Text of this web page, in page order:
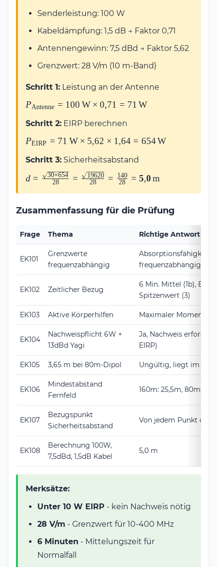
Senderleistung: 100 W
Kabeldämpfung: 1,5 dB → Faktor 0,71
Antennengewinn: 7,5 dBd → Faktor 5,62
Grenzwert: 28 V/m (10 m-Band)
Schritt 1: Leistung an der Antenne
P_{\text{Antenne}}
\times 0{,}71 =
71\,\text{W}
PAntenne = 100 W × 0,71 = 71 W
Schritt 2: EIRP berechnen
P_{\text{EIRP}}
\times 5{,}62
\times 1{,}64 =
654\,\text{W}
PEIRP = 71 W × 5,62 × 1,64 = 654W
Schritt 3: Sicherheitsabstand
d = \frac{\sqrt{30 \times
= \frac{140}{28} =
d = 28
30×654 = 28
19620 = 28
140 = 5,0m
Zusammenfassung für die Prüfung
Frage Thema Richtige Antwort
EK101
Grenzwerte
frequenzabhängig
Absorptionsfähigkeit
frequenzabhängig
EK102 Zeitlicher Bezug
6 Min. Mittel (1b),
Spitzenwert (3)
EK103 Aktive Körperhilfen Maximaler
EK104
Nachweispflicht 6W +
13dBd Yagi
Ja, Nachweis
EIRP)
EK105 3,65 m bei 80m-Dipol Ungültig, liegt im
EK106
Mindestabstand
Fernfeld
160m: 25,5m, 80m:
EK107
Bezugspunkt
Sicherheitsabstand
Von jedem Punkt der
EK108
Berechnung 100W,
7,5dBd, 1,5dB Kabel
5,0 m
Merksätze:
Unter 10 W EIRP - kein Nachweis nötig
28 V/m - Grenzwert für 10-400 MHz
6 Minuten - Mittelungszeit für
Normalfall